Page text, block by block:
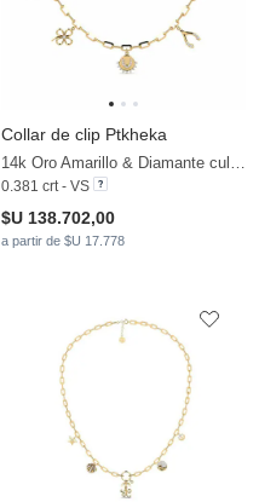
Collar de clip Ptkheka
14k Oro Amarillo & Diamante cultivado en laboratorio
0.381 crt - VS
$U 138.702,00
a partir de $U 17.778